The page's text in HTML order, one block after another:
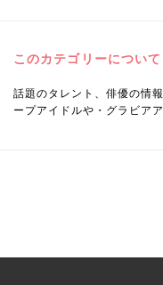
このカテゴリーについて
話題のタレント、俳優の情
ープアイドルや・グラビア